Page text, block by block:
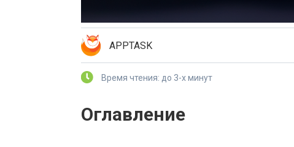
APPTASK
Время чтения: до 3-х минут
Оглавление